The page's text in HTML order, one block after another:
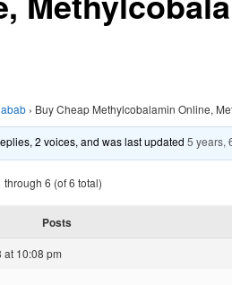
› Buy Cheap Methylcobalamin Online,
2 voices, and was last updated5 years,
6 (of 6 total)
Posts
at 10:08 pm